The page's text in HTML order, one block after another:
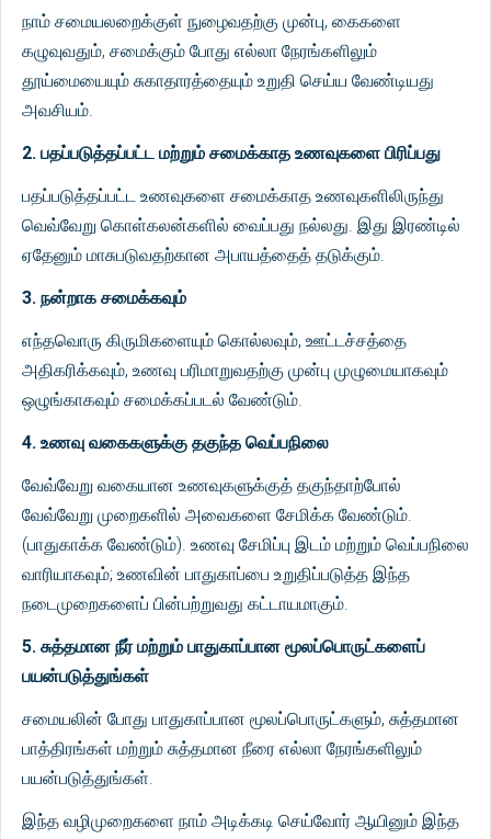
நாம் சமையலறைக்குள் நுழைவதற்கு முன்பு, கைகளை
கழுவுவதும், சமைக்கும் போது எல்லா நேரங்களிலும்
தூய்மையையும் சுகாதாரத்தையும் உறுதி செய்ய வேண்டியது
அவசியம்.
2. பதப்படுத்தப்பட்ட மற்றும் சமைக்காத உணவுகளை பிரிப்பது
பதப்படுத்தப்பட்ட உணவுகளை சமைக்காத உணவுகளிலிருந்து
வெவ்வேறு கொள்கலன்களில் வைப்பது நல்லது. இது இரண்டில்
ஏதேனும் மாசுபடுவதற்கான அபாயத்தைத் தடுக்கும்.
3. நன்றாக சமைக்கவும்
எந்தவொரு கிருமிகளையும் கொல்லவும், ஊட்டச்சத்தை
அதிகரிக்கவும், உணவு பரிமாறுவதற்கு முன்பு முழுமையாகவும்
ஒழுங்காகவும் சமைக்கப்படல் வேண்டும்.
4. உணவு வகைகளுக்கு தகுந்த வெப்பநிலை
வேவ்வேறு வகையான உணவுகளுக்குத் தகுந்தாற்போல்
வேவ்வேறு முறைகளில் அவைகளை சேமிக்க வேண்டும்.
(பாதுகாக்க வேண்டும்). உணவு சேமிப்பு இடம் மற்றும் வெப்பநிலை
வாரியாகவும்; உணவின் பாதுகாப்பை உறுதிப்படுத்த இந்த
நடைமுறைகளைப் பின்பற்றுவது கட்டாயமாகும்.
5. சுத்தமான நீர் மற்றும் பாதுகாப்பான மூலப்பொருட்களைப்
பயன்படுத்துங்கள்
சமையலின் போது பாதுகாப்பான மூலப்பொருட்களும், சுத்தமான
பாத்திரங்கள் மற்றும் சுத்தமான நீரை எல்லா நேரங்களிலும்
பயன்படுத்துங்கள்.
இந்த வழிமுறைகளை நாம் அடிக்கடி செய்வோர் ஆயினும் இந்த